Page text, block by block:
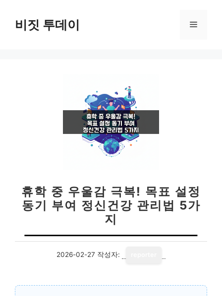
비짓 투데이 메
휴학 중 우울감 극복! 목표 설정
동기 부여 정신건강 관리법 5가
지
2026-02-27 작성자: